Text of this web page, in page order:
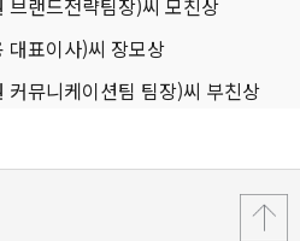
브랜드전략팀장)씨 모친상
대표이사)씨 장모상
커뮤니케이션팀 팀장)씨 부친상